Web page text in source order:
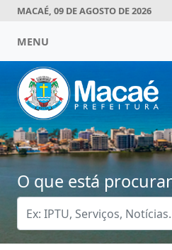
MACAÉ, 09 DE AGOSTO DE 2026
MENU
O que está